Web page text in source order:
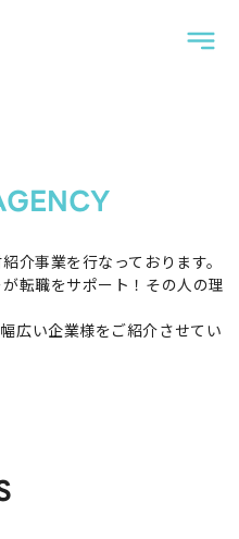
介事業を行なっております。
転職をサポート！その人の理
広い企業様をご紹介させてい